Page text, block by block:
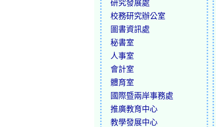
研究發展處
校務研究辦公室
圖書資訊處
秘書室
人事室
會計室
體育室
國際暨兩岸事務處
推廣教育中心
教學發展中心